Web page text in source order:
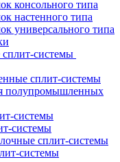
консольного типа
настенного типа
универсального типа
системы
сплит-системы
полупромышленных
системы
системы
сплит-системы
системы